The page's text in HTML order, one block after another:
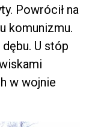
Powrócił na
komunizmu.
U stóp
w wojnie